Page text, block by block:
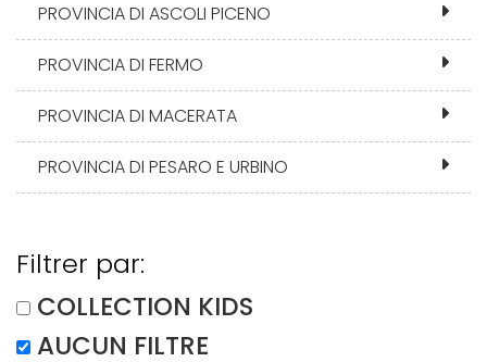
PROVINCIA DI ASCOLI PICENO
PROVINCIA DI FERMO
PROVINCIA DI MACERATA
PROVINCIA DI PESARO E URBINO
Filtrer par:
COLLECTION KIDS
AUCUN FILTRE